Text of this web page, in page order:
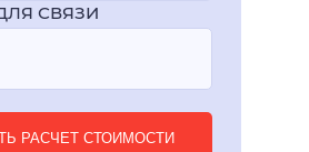
СВЯЗИ
РАСЧЕТ СТОИМОСТИ